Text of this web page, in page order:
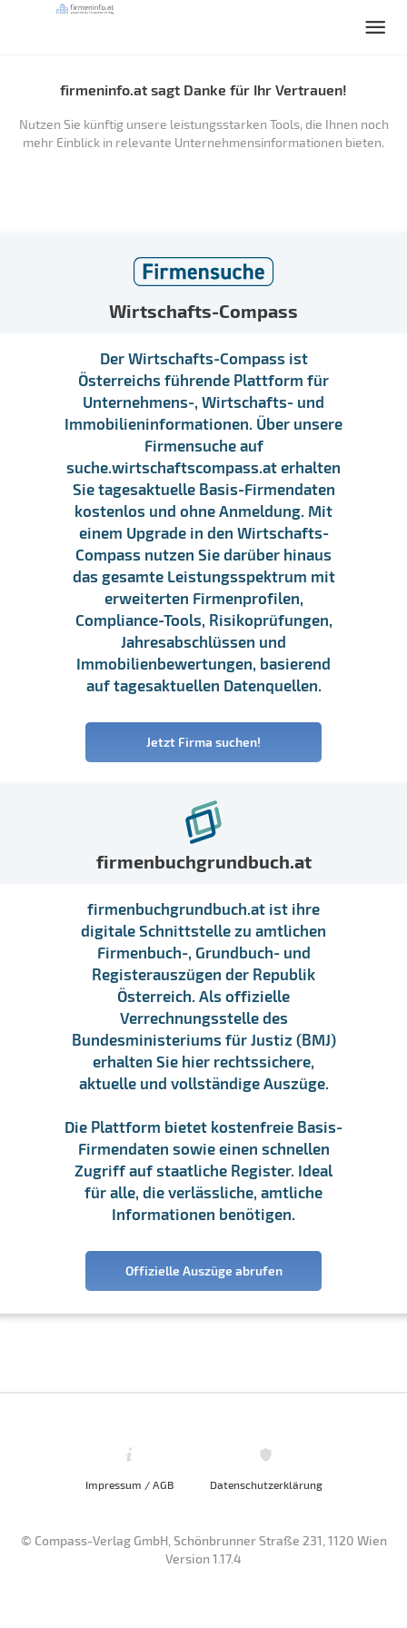
firmeninfo.at sagt Danke für Ihr Vertrauen!
Nutzen Sie künftig unsere leistungsstarken Tools, die Ihnen noch
mehr Einblick in relevante Unternehmensinformationen bieten.
Wirtschafts-Compass
Der Wirtschafts-Compass ist
Österreichs führende Plattform für
Unternehmens-, Wirtschafts- und
Immobilieninformationen. Über unsere
Firmensuche auf
suche.wirtschaftscompass.at erhalten
Sie tagesaktuelle Basis-Firmendaten
kostenlos und ohne Anmeldung. Mit
einem Upgrade in den Wirtschafts-
Compass nutzen Sie darüber hinaus
das gesamte Leistungsspektrum mit
erweiterten Firmenprofilen,
Compliance-Tools, Risikoprüfungen,
Jahresabschlüssen und
Immobilienbewertungen, basierend
auf tagesaktuellen Datenquellen.
Jetzt Firma suchen!
firmenbuchgrundbuch.at
firmenbuchgrundbuch.at ist ihre
digitale Schnittstelle zu amtlichen
Firmenbuch-, Grundbuch- und
Registerauszügen der Republik
Österreich. Als offizielle
Verrechnungsstelle des
Bundesministeriums für Justiz (BMJ)
erhalten Sie hier rechtssichere,
aktuelle und vollständige Auszüge.
Die Plattform bietet kostenfreie Basis-
Firmendaten sowie einen schnellen
Zugriff auf staatliche Register. Ideal
für alle, die verlässliche, amtliche
Informationen benötigen.
Offizielle Auszüge abrufen
Impressum / AGB Datenschutzerklärung
© Compass-Verlag GmbH, Schönbrunner Straße 231, 1120 Wien
Version 1.17.4